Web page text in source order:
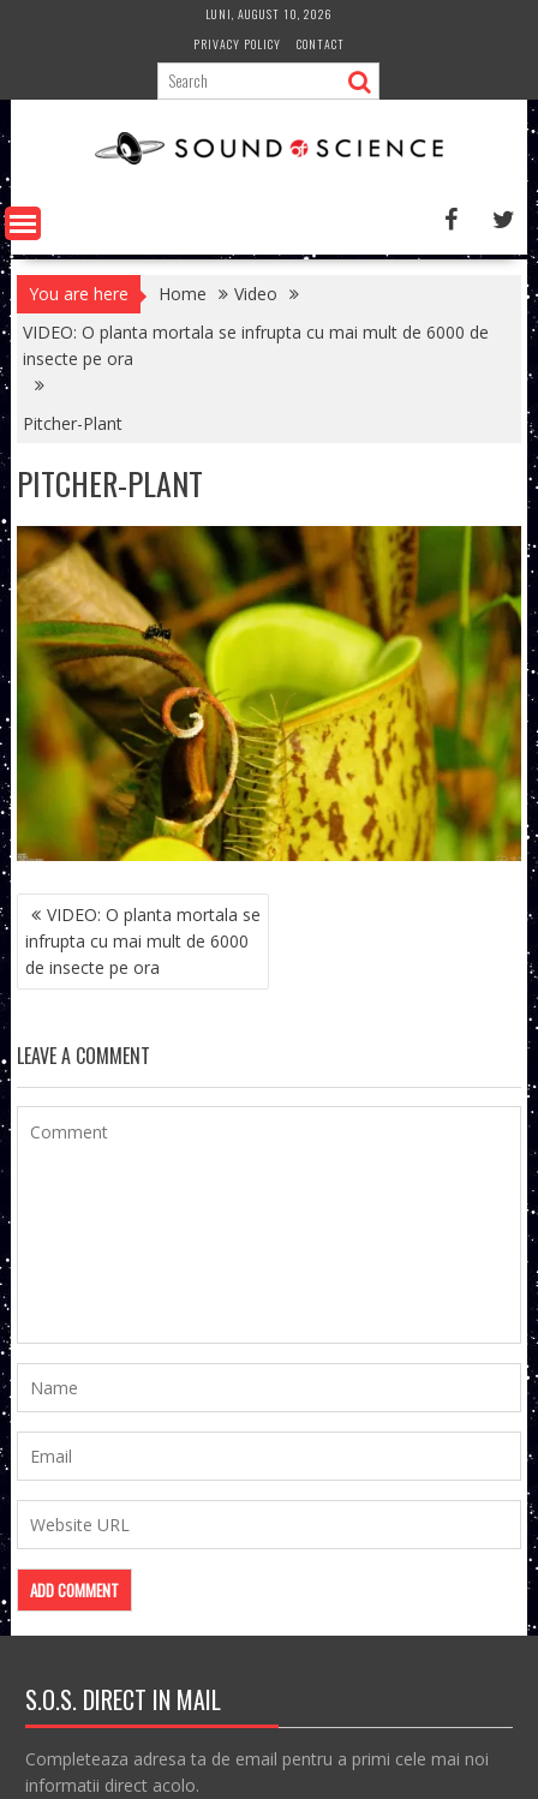
LUNI, AUGUST 10, 2026
PRIVACY POLICY
CONTACT
You are here Home
Video
VIDEO: O planta mortala se infrupta cu mai mult de 6000 de
insecte pe ora
Pitcher-Plant
PITCHER-PLANT
NAVIGARE
ÎN
ARTICOLE
VIDEO: O planta mortala se
infrupta cu mai mult de 6000
de insecte pe ora
LEAVE A COMMENT
S.O.S. DIRECT IN MAIL
Completeaza adresa ta de email pentru a primi cele mai noi
informatii direct acolo.